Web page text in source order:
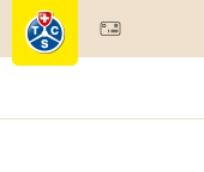
Membres & prestations